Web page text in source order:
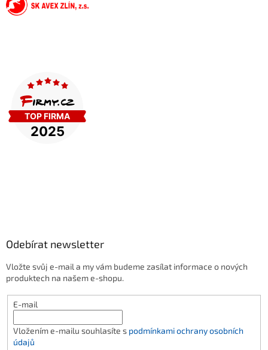
Odebírat newsletter
Vložte svůj e-mail a my vám budeme zasílat informace o nových
produktech na našem e-shopu.
E-mail
Vložením e-mailu souhlasíte s podmínkami ochrany osobních
údajů